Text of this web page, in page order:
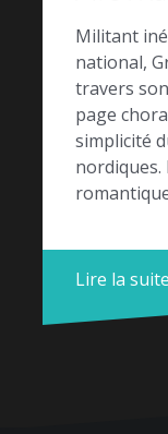
Militant
national,
travers
page
simplicité
nordiques.
Lire la